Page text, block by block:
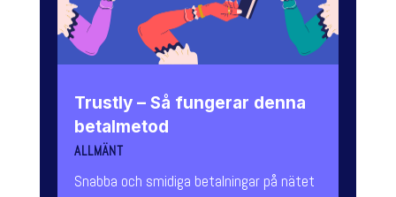
Trustly – Så fungerar denna
betalmetod
ALLMÄNT
Snabba och smidiga betalningar på nätet